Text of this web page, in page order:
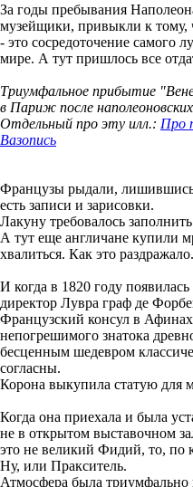
За годы пребывания
музейщики, привыкли к тому,
- это сосредоточение самого
мире. А тут пришлось все
Триумфальное прибытие
в Париж после
Отдельный про эту илл.: Про
Вазопись
Французы рыдали, лишившись
есть записи и зарисовки.
Лакуну требовалось
А тут еще англичане купили
хвалиться. Как это раздражало.
И когда в 1820 году
директор Лувра граф де
Французский консул в
непогрешимого знатока
бесценным шедевром
согласны.
Корона выкупила статую для
Когда она приехала и была
не в открытом выставочном
это не великий Фидий, то, по
Ну, или Пракситель.
Атмосфера была триумфально